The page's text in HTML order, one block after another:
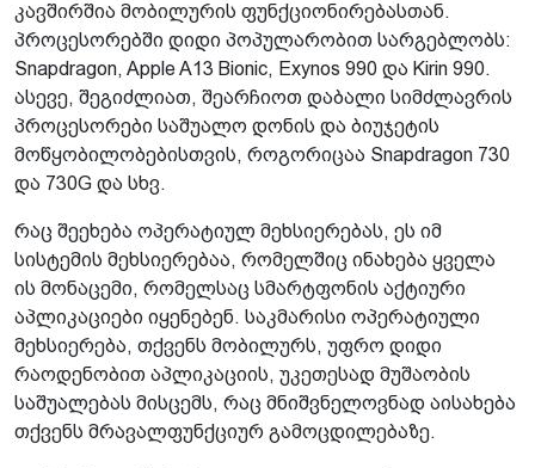
კავშირშია მობილურის ფუნქციონირებასთან.
პროცესორებში დიდი პოპულარობით სარგებლობს:
Snapdragon, Apple A13 Bionic, Exynos 990 და Kirin 990.
ასევე, შეგიძლიათ, შეარჩიოთ დაბალი სიმძლავრის
პროცესორები საშუალო დონის და ბიუჯეტის
მოწყობილობებისთვის, როგორიცაა Snapdragon 730
და 730G და სხვ.
რაც შეეხება ოპერატიულ მეხსიერებას, ეს იმ
სისტემის მეხსიერებაა, რომელშიც ინახება ყველა
ის მონაცემი, რომელსაც სმარტფონის აქტიური
აპლიკაციები იყენებენ. საკმარისი ოპერატიული
მეხსიერება, თქვენს მობილურს, უფრო დიდი
რაოდენობით აპლიკაციის, უკეთესად მუშაობის
საშუალებას მისცემს, რაც მნიშვნელოვნად აისახება
თქვენს მრავალფუნქციურ გამოცდილებაზე.